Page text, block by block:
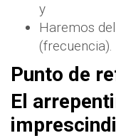
y
Haremos
(frecuencia).
Punto de
El